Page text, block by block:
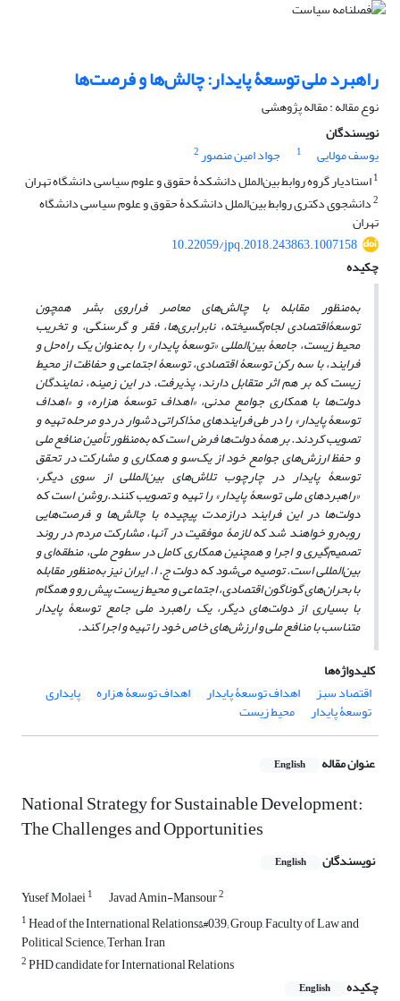
راهبرد ملی توسعۀ پایدار: چالش‌ها و فرصت‌ها
نوع مقاله : مقاله پژوهشی
نویسندگان
یوسف مولایی
1 جواد امین منصور2
1استادیار گروه روابط بین‌الملل دانشکدۀ حقوق و علوم سیاسی دانشگاه تهران
2دانشجوی دکتری روابط بین‌الملل دانشکدۀ حقوق و علوم سیاسی دانشگاه
تهران
10.22059/jpq.2018.243863.1007158
چکیده
به‌منظور مقابله با چالش‌های معاصر فراروی بشر همچون
توسعۀاقتصادی لجام‌گسیخته، نابرابری‌ها، فقر و گرسنگی، و تخریب
محیط زیست، جامعۀ بین‌المللی «توسعۀ پایدار» را به‌عنوان یک راه‌حل و
فرایند، با سه رکن توسعۀ اقتصادی، توسعۀ اجتماعی و حفاظت از محیط
‌زیست که بر هم اثر متقابل دارند، پذیرفت. در این زمینه، نمایندگان
دولت‌ها با همکاری جوامع مدنی، «اهداف توسعۀ هزاره» و «اهداف
توسعۀ پایدار» را در طی فرایندهای مذاکراتی دشوار در دو مرحله تهیه و
تصویب کردند.بر همۀ دولت‌ها فرض است کهبه‌منظور تأمین منافع ملی
و حفظ ارزش‌های جوامع خود از یک‌سو و همکاری و مشارکت در تحقق
توسعۀ پایدار در چارچوب تلاش‌های بین‌المللی از سوی دیگر،
«راهبردهای ملی توسعۀ پایدار» را تهیه و تصویب کنند.روشن است که
دولت‌ها در این فرایند درازمدت پیچیده با چالش‌ها و فرصت‌هایی
روبه‌رو خواهند شد کهلازمۀ موفقیت در آنها،مشارکت مردم در روند
تصمیم‌گیری و اجرا و همچنین همکاریکاملدر سطوح ملی، منطقه‌ای و
بین‌المللی است. توصیه می‌شود که دولت ج. ا. ایران نیز به‌منظور مقابله
با بحران‌های گوناگون اقتصادی، اجتماعی و محیط ‌زیستپیش روو همگام
با بسیاری از دولت‌های دیگر، یک راهبرد ملی جامع توسعۀ پایدار
متناسب با منافع ملی و ارزش‌های خاص خود را تهیه و اجرا کند.
کلیدواژه‌ها
اقتصاد سبز
اهداف توسعۀ پایدار اهداف توسعۀ هزاره پایداری
توسعۀ پایدار محیط‌ زیست
عنوان مقاله English
National Strategy for Sustainable Development:
The Challenges and Opportunities
نویسندگان English
Yusef Molaei1 Javad Amin-Mansour2
1Head of the International Relations&#039; Group, Faculty of Law and
Political Science; Terhan, Iran
2PHD candidate for International Relations
چکیده
English